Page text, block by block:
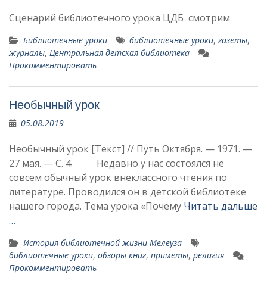
Сценарий библиотечного урока ЦДБ смотрим
Библиотечные уроки библиотечные уроки, газеты,
журналы, Центральная детская библиотека
Прокомментировать
Необычный урок
05.08.2019
Необычный урок [Текст] // Путь Октября. — 1971. —
27 мая. — С. 4. Недавно у нас состоялся не
совсем обычный урок внеклассного чтения по
литературе. Проводился он в детской библиотеке
нашего города. Тема урока «Почему Читать дальше
…
История библиотечной жизни Мелеуза
библиотечные уроки, обзоры книг, приметы, религия
Прокомментировать